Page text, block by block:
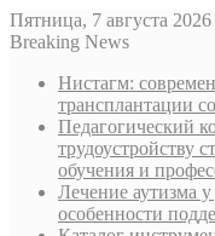
Пятница, 7 августа 2026
Breaking News
Нистагм:
трансплантации
Педагогический
трудоустройству
обучения и
Лечение аутизма
особенности